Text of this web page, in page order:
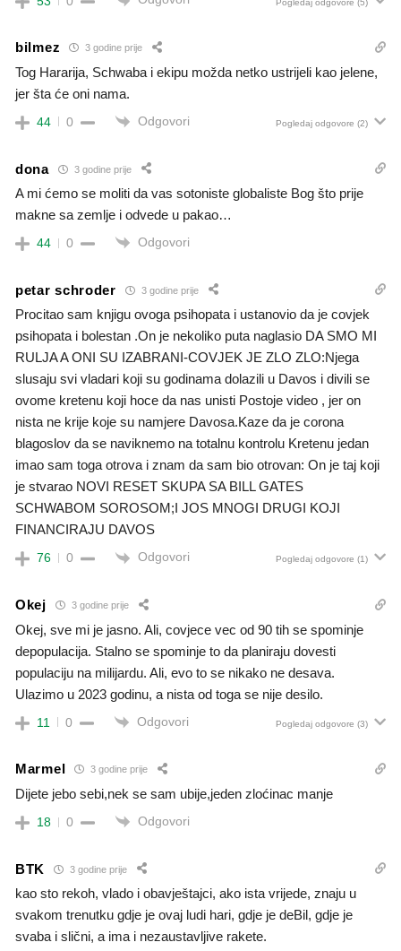
bilmez 3 godine prije
Tog Hararija, Schwaba i ekipu možda netko ustrijeli kao jelene,
jer šta će oni nama.
44 0 Odgovori Pogledaj odgovore (2)
dona 3 godine prije
A mi ćemo se moliti da vas sotoniste globaliste Bog što prije
makne sa zemlje i odvede u pakao…
44 0 Odgovori
petar schroder 3 godine prije
Procitao sam knjigu ovoga psihopata i ustanovio da je covjek
psihopata i bolestan .On je nekoliko puta naglasio DA SMO MI
RULJA A ONI SU IZABRANI-COVJEK JE ZLO ZLO:Njega
slusaju svi vladari koji su godinama dolazili u Davos i divili se
ovome kretenu koji hoce da nas unisti Postoje video , jer on
nista ne krije koje su namjere Davosa.Kaze da je corona
blagoslov da se naviknemo na totalnu kontrolu Kretenu jedan
imao sam toga otrova i znam da sam bio otrovan: On je taj koji
je stvarao NOVI RESET SKUPA SA BILL GATES
SCHWABOM SOROSOM;I JOS MNOGI DRUGI KOJI
FINANCIRAJU DAVOS
76 0 Odgovori Pogledaj odgovore (1)
Okej 3 godine prije
Okej, sve mi je jasno. Ali, covjece vec od 90 tih se spominje
depopulacija. Stalno se spominje to da planiraju dovesti
populaciju na milijardu. Ali, evo to se nikako ne desava.
Ulazimo u 2023 godinu, a nista od toga se nije desilo.
11 0 Odgovori Pogledaj odgovore (3)
Marmel 3 godine prije
Dijete jebo sebi,nek se sam ubije,jeden zloćinac manje
18 0 Odgovori
BTK 3 godine prije
kao sto rekoh, vlado i obavještajci, ako ista vrijede, znaju u
svakom trenutku gdje je ovaj ludi hari, gdje je deBil, gdje je
svaba i slični, a ima i nezaustavljive rakete.